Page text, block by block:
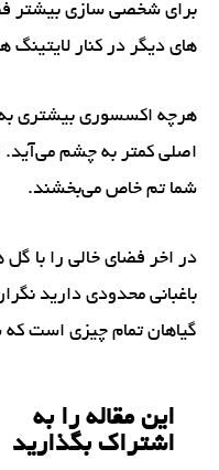
برای شخصی سازی بیشتر
های دیگر در کنار لایتینگ
هرچه اکسسوری بیشتری به
اصلی کمتر به چشم
شما تم خاص می‌بخشند.
در اخر فضای خالی را با گل
باغبانی محدودی دارید
گیاهان تمام چیزی است که
این مقاله را به
اشتراک بگذارید